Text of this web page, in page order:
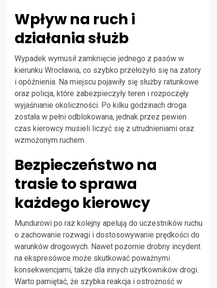
Wpływ na ruch i
działania służb
Wypadek wymusił zamknięcie jednego z pasów w
kierunku Wrocławia, co szybko przełożyło się na zatory
i opóźnienia. Na miejscu pojawiły się służby ratunkowe
oraz policja, które zabezpieczyły teren i rozpoczęły
wyjaśnianie okoliczności. Po kilku godzinach droga
została w pełni odblokowana, jednak przez pewien
czas kierowcy musieli liczyć się z utrudnieniami oraz
wzmożonym ruchem.
Bezpieczeństwo na
trasie to sprawa
każdego kierowcy
Mundurowi po raz kolejny apelują do uczestników ruchu
o zachowanie rozwagi i dostosowywanie prędkości do
warunków drogowych. Nawet pozornie drobny incydent
na ekspresówce może skutkować poważnymi
konsekwencjami, także dla innych użytkowników drogi.
Warto pamiętać, że szybka reakcja i ostrożność w